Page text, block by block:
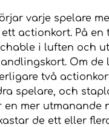
varje spelare
actionkort. På en
i luften och
Om de
två
spelare, och
mer utmanande
de ett eller